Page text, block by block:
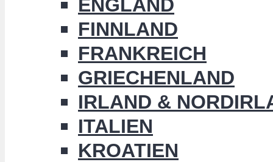
ENGLAND
FINNLAND
FRANKREICH
GRIECHENLAND
IRLAND &
ITALIEN
KROATIEN